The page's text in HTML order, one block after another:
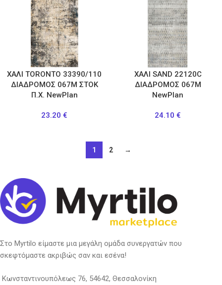
ΧΑΛΙ TORONTO 33390/110
ΔΙΑΔΡΟΜΟΣ 067Μ ΣΤΟΚ
Π.Χ. NewPlan
23.20 €
ΧΑΛΙ SAND 22120C
ΔΙΑΔΡΟΜΟΣ 067M
NewPlan
24.10 €
1 2 →
Στο Myrtilo είμαστε μια μεγάλη ομάδα συνεργατών που
σκεφτόμαστε ακριβώς σαν και εσένα!
Κωνσταντινουπόλεως 76, 54642, Θεσσαλονίκη